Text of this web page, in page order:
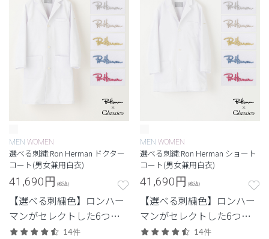
MEN WOMEN
選べる刺繍:Ron Herman ドクター
コート(男女兼用白衣)
41,690円 (税込)
【選べる刺繍色】ロンハー
マンがセレクトした6つの
刺繍色からつくる特別なド
14件
MEN WOMEN
選べる刺繍:Ron Herman ショート
コート(男女兼用白衣)
41,690円 (税込)
【選べる刺繍色】ロンハー
マンがセレクトした6つの
刺繍色からつくる特別なシ
14件